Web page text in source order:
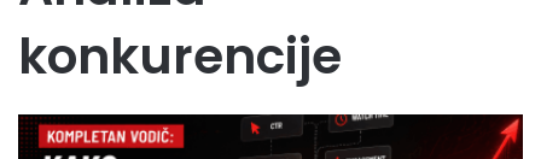
konkurencije